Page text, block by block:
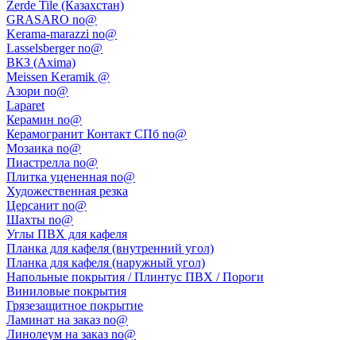
Zerde Tile (Казахстан)
GRASARO no@
Kerama-marazzi no@
Lasselsberger no@
ВКЗ (Axima)
Meissen Keramik @
Азори no@
Laparet
Керамин no@
Керамогранит Контакт СПб no@
Мозаика no@
Пиастрелла no@
Плитка уцененная no@
Художественная резка
Церсанит no@
Шахты no@
Углы ПВХ для кафеля
Планка для кафеля (внутренний угол)
Планка для кафеля (наружный угол)
Напольные покрытия / Плинтус ПВХ / Пороги
Виниловые покрытия
Грязезащитное покрытие
Ламинат на заказ no@
Линолеум на заказ no@